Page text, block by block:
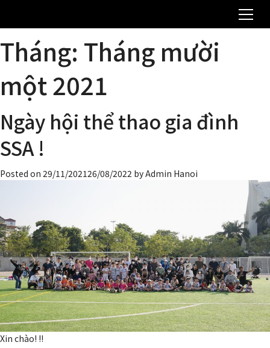
Tháng: Tháng mười
một 2021
Ngày hội thể thao gia đình
SSA !
Posted on 29/11/202126/08/2022 byAdmin Hanoi
Xin chào! !!